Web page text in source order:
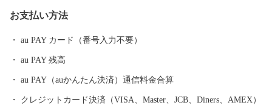
製紙工場のほか、全国唯一の石炭鉱業所が操業しており地域の主
められている北海道横断自動車道(高速道路)の完成により今後、飛
躍的に物流機能が高まるものと期待されています。 また、特別天
然記念物｢タンチョウ｣や「阿寒湖のマリモ」をはじめとする世界
お支払い方法
au PAY カード（番号入力不要）
au PAY 残高
au PAY（auかんたん決済）通信料金合算
クレジットカード決済（VISA、Master、JCB、Diners、AMEX）